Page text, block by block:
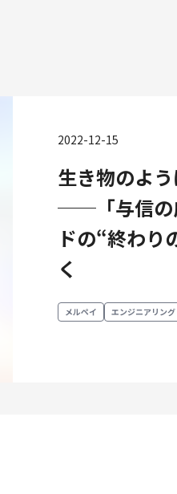
ト・ビジネス
企画
ーサービス
コーポレート
法務
2022-12-15
生き物のよ
──「与信の
ドの“終わり
く
メルペイ エンジニアリング